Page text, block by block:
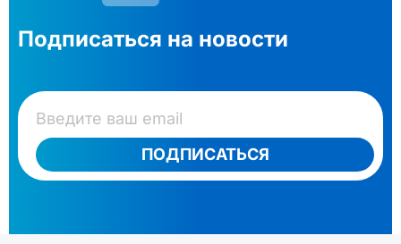
Подписаться на новости
ПОДПИСАТЬСЯ